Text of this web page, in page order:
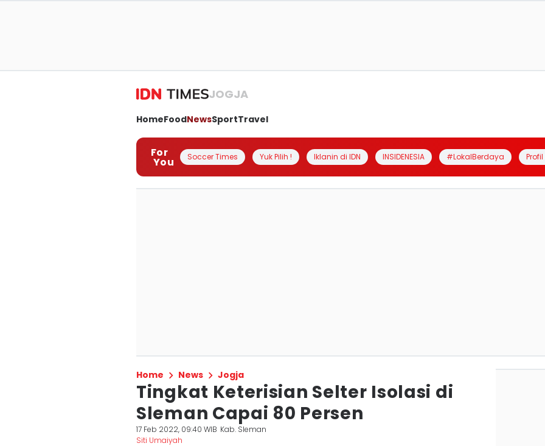
JOGJA
HomeFoodNewsSportTravel
For
You Soccer Times Yuk Pilih ! Iklanin di IDN INSIDENESIA #LokalBerdaya
Home News Jogja
Tingkat Keterisian Selter Isolasi di
Sleman Capai 80 Persen
17 Feb 2022, 09:40 WIB Kab. Sleman
Siti Umaiyah